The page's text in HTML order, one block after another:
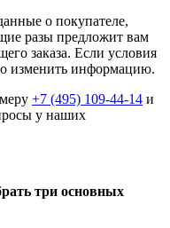
о покупателе,
разы предложит вам
заказа. Если условия
изменить информацию.
+7 (495) 109-44-14 и
у наших
три основных